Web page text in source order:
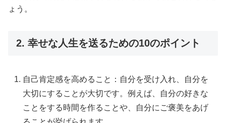
ょう。
2. 幸せな人生を送るための10のポイント
自己肯定感を高めること：自分を受け入れ、自分を
大切にすることが大切です。例えば、自分の好きな
ことをする時間を作ることや、自分にご褒美をあげ